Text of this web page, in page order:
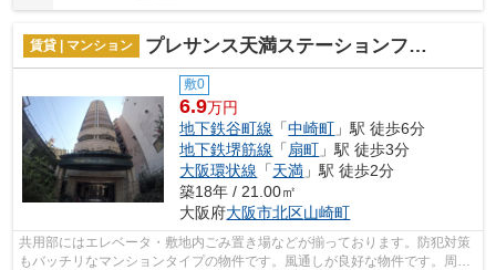
賃貸 | マンション プレサンス天満ステーションフロント
敷0
6.9万円
地下鉄谷町線 「中崎町 」駅 徒歩6分
地下鉄堺筋線 「 扇町 」駅 徒歩3分
大阪環状線 「天満 」駅 徒歩2分
築18年 / 21.00㎡
大阪府大阪市北区山崎町
共用部にはエレベータ・敷地内ごみ置き場などが揃っております。防犯対策
もバッチリなマンションタイプの物件です。風通しが良好な物件です。周辺